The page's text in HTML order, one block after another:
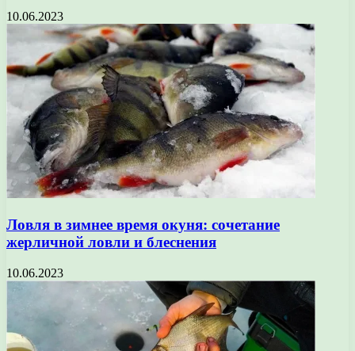
10.06.2023
Ловля в зимнее время окуня: сочетание
жерличной ловли и блеснения
10.06.2023